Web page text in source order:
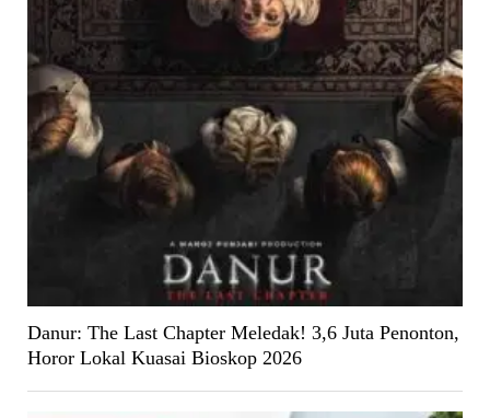
Danur: The Last Chapter Meledak! 3,6 Juta Penonton,
Horor Lokal Kuasai Bioskop 2026